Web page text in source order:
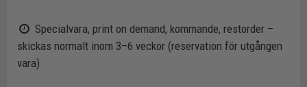
Specialvara, print on demand, kommande, restorder –
skickas normalt inom 3–6 veckor (reservation för utgången
vara)